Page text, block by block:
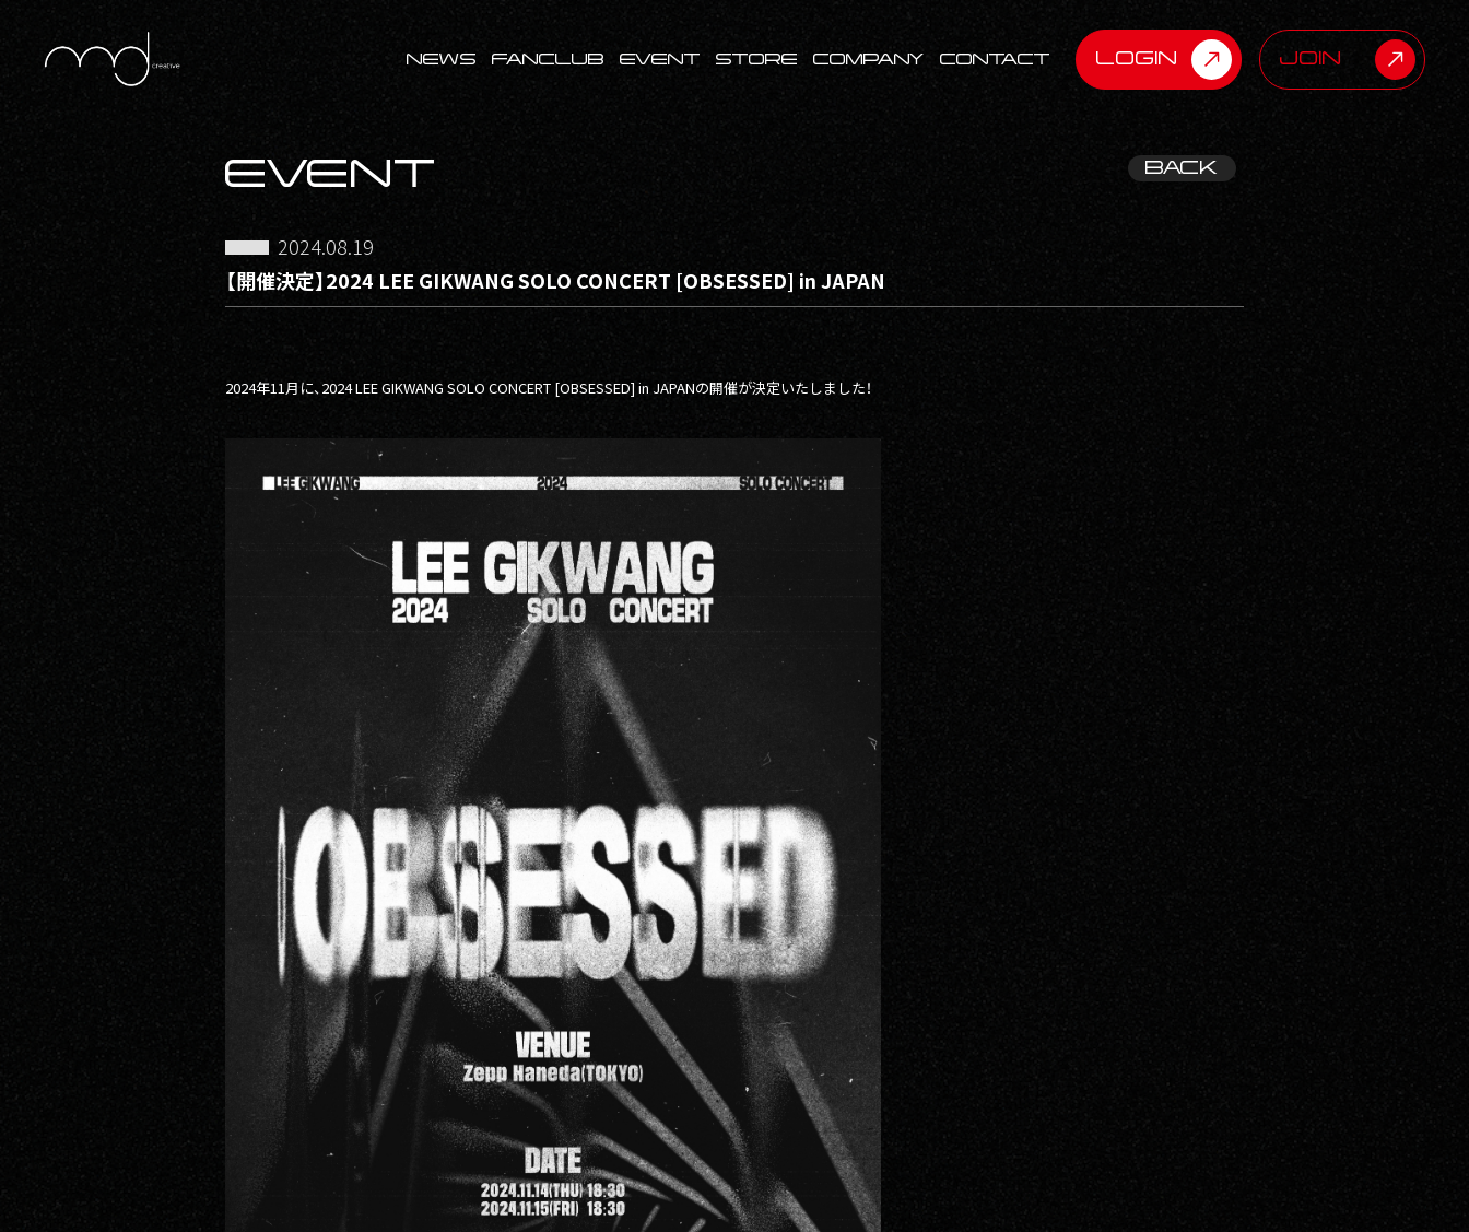
NEWS FANCLUB EVENT STORE COMPANY CONTACT LOGIN JOIN
EVENT BACK
2024.08.19
【開催決定】2024 LEE GIKWANG SOLO CONCERT [OBSESSED] in JAPAN
2024年11月に、2024 LEE GIKWANG SOLO CONCERT [OBSESSED] in JAPANの開催が決定いたしました！